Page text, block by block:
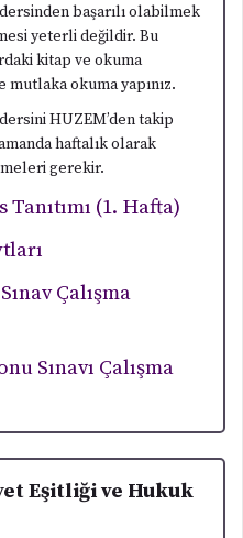
başarılı olabilmek
yeterli değildir. Bu
kitap ve okuma
okuma yapınız.
HUZEM’den takip
haftalık olarak
gerekir.
(1. Hafta)
Çalışma
Sınavı Çalışma
Eşitliği ve Hukuk